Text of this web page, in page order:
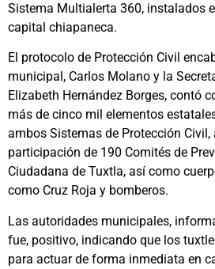
Sistema Multialerta 360, instalados
capital chiapaneca.
El protocolo de Protección Civil
municipal, Carlos Molano y la
Elizabeth Hernández Borges, contó
más de cinco mil elementos
ambos Sistemas de Protección
participación de 190 Comités de
Ciudadana de Tuxtla, así como
como Cruz Roja y bomberos.
Las autoridades municipales,
fue, positivo, indicando que los
para actuar de forma inmediata en